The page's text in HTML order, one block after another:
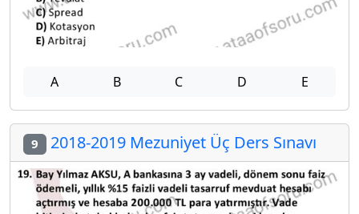
A B C D E
9 2018-2019 Mezuniyet Üç Ders Sınavı